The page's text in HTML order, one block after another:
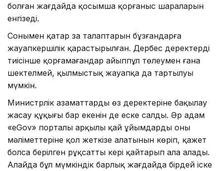
болған жағдайда қосымша қорғаныс шараларын
енгізеді.
Сонымен қатар заң талаптарын бұзғандарға
жауапкершілік қарастырылған. Дербес деректерді
тиісінше қорғамағандар айыппұл төлеумен ғана
шектелмей, қылмыстық жауапқа да тартылуы
мүмкін.
Министрлік азаматтардың өз деректеріне бақылау
жасау құқығы бар екенін де еске салды. Әр адам
«eGov» порталы арқылы қай ұйымдардың оның
мәліметтеріне қол жеткізе алатынын көріп, қажет
болса берілген рұқсатты кері қайтарып ала алады.
Алайда бұл мүмкіндік барлық жағдайда бірдей іске